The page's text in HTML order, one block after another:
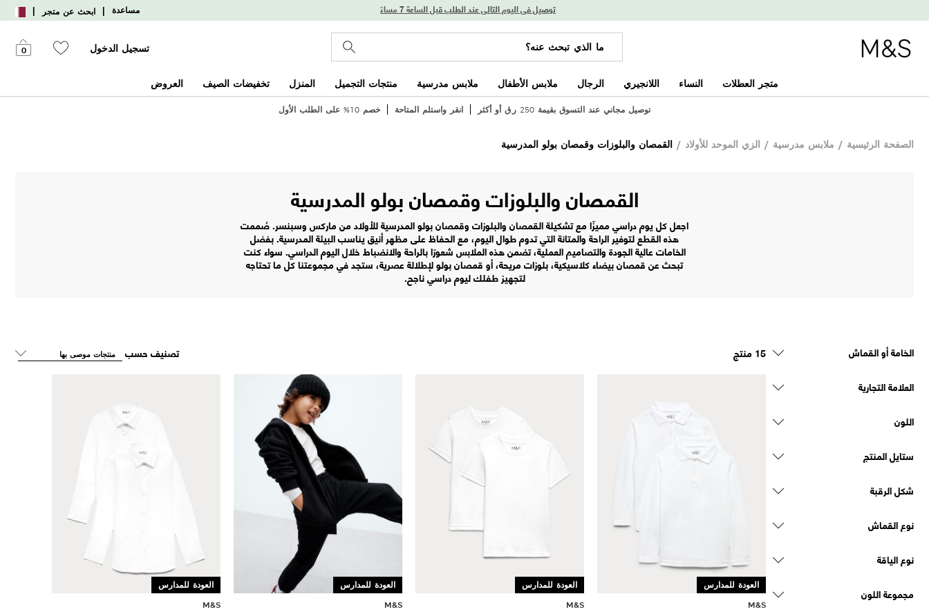
توصيل في اليوم التالي عند الطلب قبل الساعة 7 مساءً مساعدة | ابحث عن متجر |
تسجيل الدخول 0
متجر العطلات النساء اللانجيري الرجال ملابس الأطفال ملابس مدرسية منتجات التجميل المنزل تخفيضات الصيف العروض
توصيل مجاني عند التسوق بقيمة 250 ر.ق أو أكثر انقر واستلم المتاحة خصم 10% على الطلب الأول
الصفحة الرئيسية / ملابس مدرسية / الزي الموحد للأولاد / القمصان والبلوزات وقمصان بولو المدرسية
القمصان والبلوزات وقمصان بولو المدرسية
اجعل كل يوم دراسي مميزًا مع تشكيلة القمصان والبلوزات وقمصان بولو المدرسية للأولاد من ماركس وسبنسر. صُممت
هذه القطع لتوفير الراحة والمتانة التي تدوم طوال اليوم، مع الحفاظ على مظهر أنيق يناسب البيئة المدرسية. بفضل
الخامات عالية الجودة والتصاميم العملية، تضمن هذه الملابس شعورًا بالراحة والانضباط خلال اليوم الدراسي. سواء كنت
تبحث عن قمصان بيضاء كلاسيكية، بلوزات مريحة، أو قمصان بولو لإطلالة عصرية، ستجد في مجموعتنا كل ما تحتاجه
لتجهيز طفلك ليوم دراسي ناجح.
الخامة أو القماش
العلامة التجارية
اللون
ستايل المنتج
شكل الرقبة
نوع القماش
نوع الياقة
مجموعة اللون
15 منتج تصنيف حسب
العودة للمدارس
M&S
العودة للمدارس
M&S
العودة للمدارس
M&S
العودة للمدارس
M&S